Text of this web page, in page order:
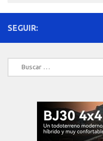
SEGUIR:
Buscar: